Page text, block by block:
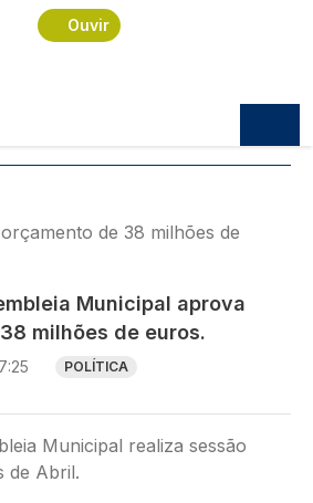
principal
Ouvir
estrutural
AME
Municipal aprova
milhões de euros.
POLÍTICA